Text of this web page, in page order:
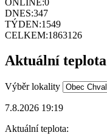
DNES:347
TÝDEN:1549
CELKEM:1863126
Aktuální teplota
Výběr lokality
7.8.2026 19:19
Aktuální teplota: